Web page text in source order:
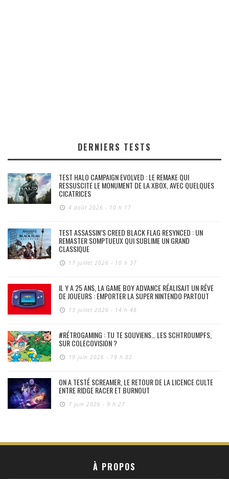
DERNIERS TESTS
TEST HALO CAMPAIGN EVOLVED : LE REMAKE QUI
RESSUSCITE LE MONUMENT DE LA XBOX, AVEC QUELQUES
CICATRICES
4 août 2026 - 10 h 17
TEST ASSASSIN’S CREED BLACK FLAG RESYNCED : UN
REMASTER SOMPTUEUX QUI SUBLIME UN GRAND
CLASSIQUE
17 juillet 2026 - 10 h 37
IL Y A 25 ANS, LA GAME BOY ADVANCE RÉALISAIT UN RÊVE
DE JOUEURS : EMPORTER LA SUPER NINTENDO PARTOUT
13 juillet 2026 - 14 h 48
#RÉTROGAMING : TU TE SOUVIENS… LES SCHTROUMPFS,
SUR COLECOVISION ?
19 juin 2026 - 19 h 02
ON A TESTÉ SCREAMER, LE RETOUR DE LA LICENCE CULTE
ENTRE RIDGE RACER ET BURNOUT
7 juin 2026 - 9 h 27
À PROPOS